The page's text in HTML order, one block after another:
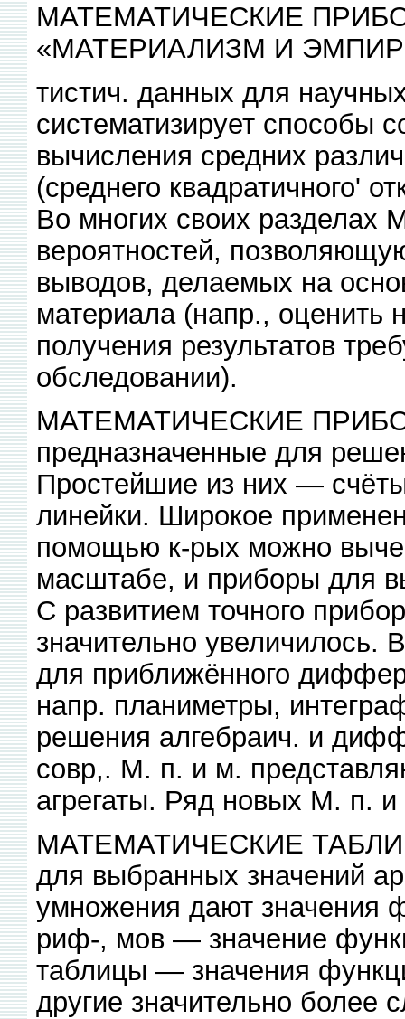
МАТЕМАТИЧЕСКИЕ
«МАТЕРИАЛИЗМ И
тистич. данных для
систематизирует способы
вычисления средних
(среднего квадратичного'
Во многих своих разделах
вероятностей,
выводов, делаемых на
материала (напр.,
получения результатов
обследовании).
МАТЕМАТИЧЕСКИЕ
предназначенные для
Простейшие из них —
линейки. Широкое
помощью к-рых можно
масштабе, и приборы для
С развитием точного
значительно
для приближённого
напр. планиметры,
решения алгебраич. и
совр,. М. п. и м.
агрегаты. Ряд новых М. п.
МАТЕМАТИЧЕСКИЕ
для выбранных значений
умножения дают значения
риф-, мов — значение
таблицы — значения
другие значительно более